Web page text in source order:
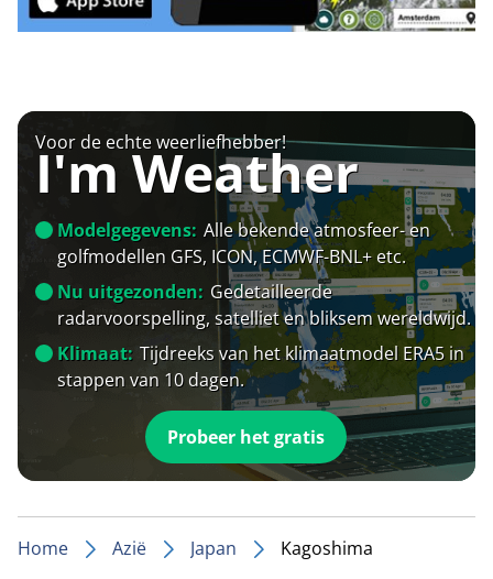
Voor de echte weerliefhebber!
I'm Weather
Modelgegevens: Alle bekende atmosfeer- en
golfmodellen GFS, ICON, ECMWF-BNL+ etc.
Nu uitgezonden: Gedetailleerde
radarvoorspelling, satelliet en bliksem wereldwijd.
Klimaat: Tijdreeks van het klimaatmodel ERA5 in
stappen van 10 dagen.
Probeer het gratis
Home Azië Japan Kagoshima